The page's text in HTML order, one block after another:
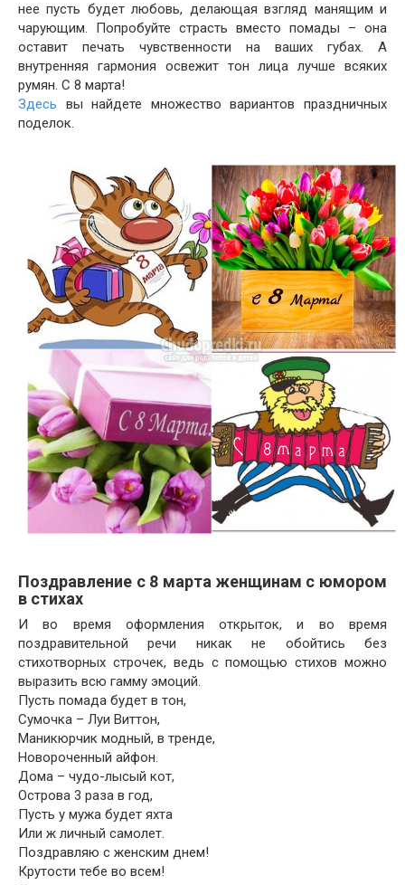
нее пусть будет любовь, делающая взгляд манящим и
чарующим. Попробуйте страсть вместо помады – она
оставит печать чувственности на ваших губах. А
внутренняя гармония освежит тон лица лучше всяких
румян. С 8 марта!
Здесь вы найдете множество вариантов праздничных
поделок.
Поздравление с 8 марта женщинам с юмором
в стихах
И во время оформления открыток, и во время
поздравительной речи никак не обойтись без
стихотворных строчек, ведь с помощью стихов можно
выразить всю гамму эмоций.
Пусть помада будет в тон,
Сумочка – Луи Виттон,
Маникюрчик модный, в тренде,
Новороченный айфон.
Дома – чудо-лысый кот,
Острова 3 раза в год,
Пусть у мужа будет яхта
Или ж личный самолет.
Поздравляю с женским днем!
Крутости тебе во всем!